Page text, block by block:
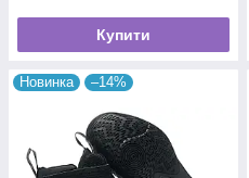
Купити
Новинка –14%